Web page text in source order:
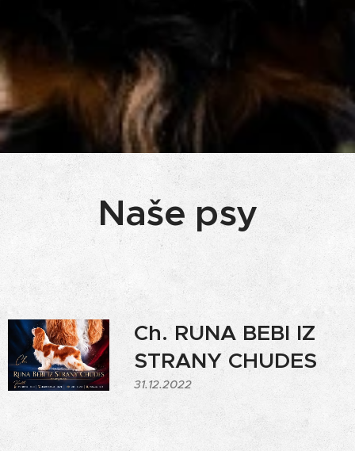
Naše psy
Ch. RUNA BEBI IZ
STRANY CHUDES
31.12.2022